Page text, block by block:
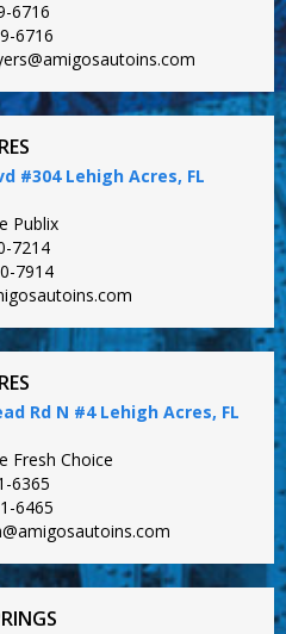
6716
6716
#304 Lehigh Acres, FL
Publix
7214
7914
Rd N #4 Lehigh Acres, FL
Fresh Choice
6365
6465